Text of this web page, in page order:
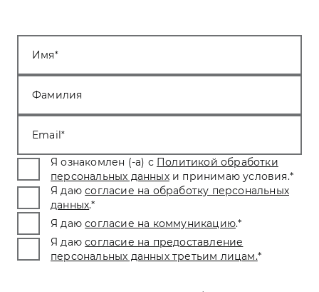
Имя
Фамилия
Email
Я ознакомлен (-а) с Политикой обработки
персональных данных и принимаю условия.*
Я даю согласие на обработку персональных
данных.*
Я даю согласие на коммуникацию.*
Я даю согласие на предоставление
персональных данных третьим лицам.*